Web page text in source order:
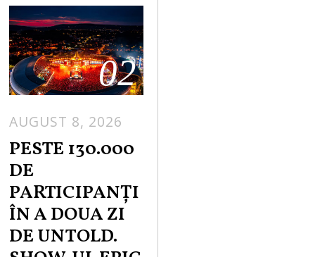
02
AUGUST 8, 2026
PESTE 130.000
DE
PARTICIPANȚI
ÎN A DOUA ZI
DE UNTOLD.